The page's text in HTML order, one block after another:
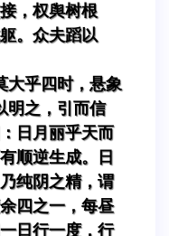
，权舆树根
。众夫蹈以
大乎四时，悬象
明之，引而信
日月丽乎天而
顺逆生成。日
纯阴之精，谓
四之一，每昼
日行一度，行